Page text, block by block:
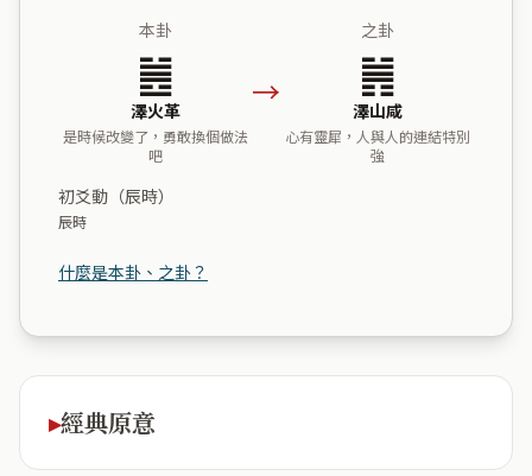
本卦
䷰
澤火革
是時候改變了，勇敢換個做法
吧
→
之卦
䷞
澤山咸
心有靈犀，人與人的連結特別
強
初爻動（辰時）
辰時
什麼是本卦、之卦？
經典原意